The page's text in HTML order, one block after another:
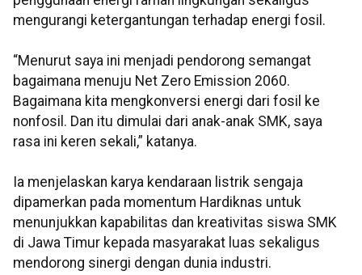
mengurangi ketergantungan terhadap energi fosil.
“Menurut saya ini menjadi pendorong semangat
bagaimana menuju Net Zero Emission 2060.
Bagaimana kita mengkonversi energi dari fosil ke
nonfosil. Dan itu dimulai dari anak-anak SMK, saya
rasa ini keren sekali,” katanya.
Ia menjelaskan karya kendaraan listrik sengaja
dipamerkan pada momentum Hardiknas untuk
menunjukkan kapabilitas dan kreativitas siswa SMK
di Jawa Timur kepada masyarakat luas sekaligus
mendorong sinergi dengan dunia industri.